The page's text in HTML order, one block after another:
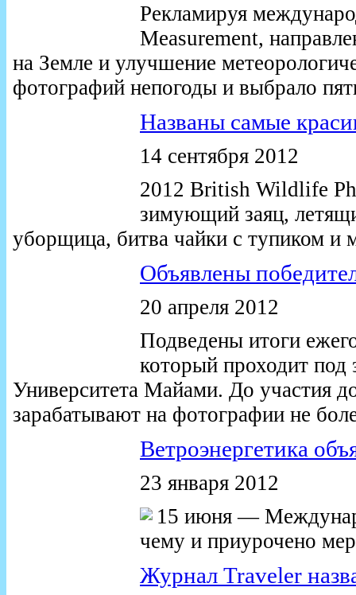
Рекламируя
Measurement,
на Земле и улучшение
фотографий непогоды и выбрало
Названы самые
14 сентября 2012
2012 British Wildlife
зимующий заяц,
уборщица, битва чайки с тупиком и
Объявлены
20 апреля 2012
Подведены итоги
который проходит
Университета Майами. До участия
зарабатывают на фотографии не
Ветроэнергетика
23 января 2012
15 июня —
чему и приурочено
Журнал Traveler